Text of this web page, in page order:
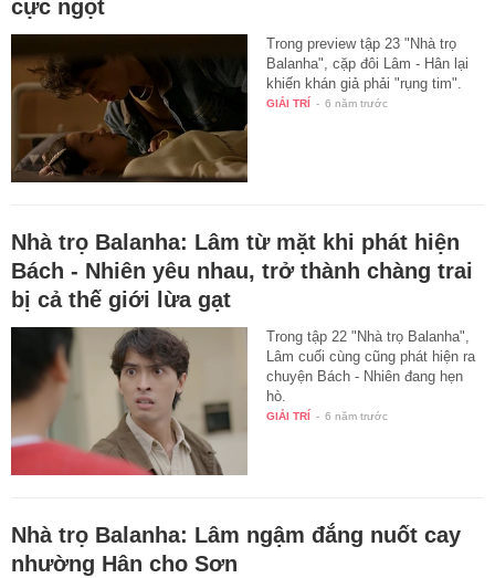
cực ngọt
Trong preview tập 23 "Nhà trọ
Balanha", cặp đôi Lâm - Hân lại
khiến khán giả phải "rụng tim".
GIẢI TRÍ - 6 năm trước
Nhà trọ Balanha: Lâm từ mặt khi phát hiện
Bách - Nhiên yêu nhau, trở thành chàng trai
bị cả thế giới lừa gạt
Trong tập 22 "Nhà trọ Balanha",
Lâm cuối cùng cũng phát hiện ra
chuyện Bách - Nhiên đang hẹn
hò.
GIẢI TRÍ - 6 năm trước
Nhà trọ Balanha: Lâm ngậm đắng nuốt cay
nhường Hân cho Sơn